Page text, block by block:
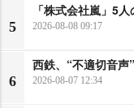
5
「株式会社嵐」5
2026-08-08 09:17
6
西鉄、“不適切音声
2026-08-07 12:34